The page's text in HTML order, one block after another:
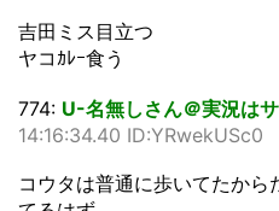
吉田ミス目立つ
ヤコｶﾚｰ食う
774: U-名無しさん＠実況は
14:16:34.40 ID:YRwekUSc0
コウタは普通に歩いてたか